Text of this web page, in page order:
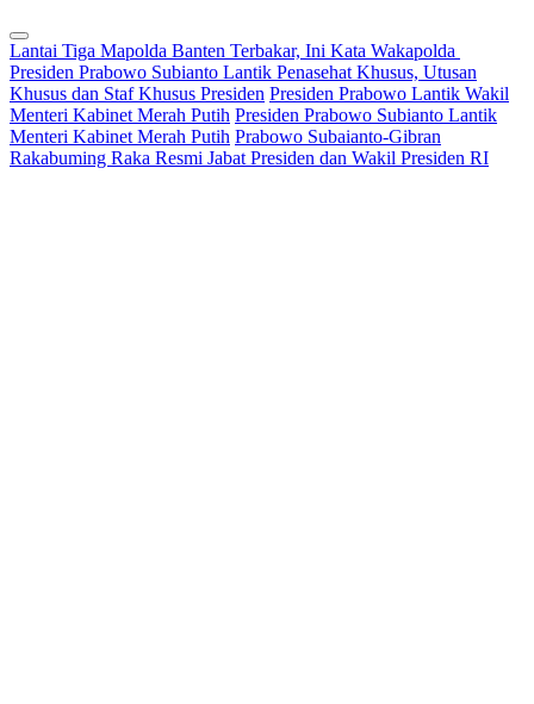
Lantai Tiga Mapolda Banten Terbakar, Ini Kata Wakapolda
Presiden Prabowo Subianto Lantik Penasehat Khusus, Utusan
Khusus dan Staf Khusus Presiden Presiden Prabowo Lantik Wakil
Menteri Kabinet Merah Putih Presiden Prabowo Subianto Lantik
Menteri Kabinet Merah Putih Prabowo Subaianto-Gibran
Rakabuming Raka Resmi Jabat Presiden dan Wakil Presiden RI